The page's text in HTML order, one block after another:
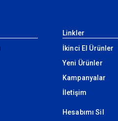
Linkler
İkinci El Ürünler
Yeni Ürünler
Kampanyalar
İletişim
Hesabımı Sil